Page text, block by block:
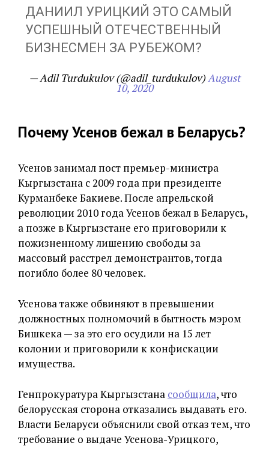
ДАНИИЛ УРИЦКИЙ ЭТО САМЫЙ
УСПЕШНЫЙ ОТЕЧЕСТВЕННЫЙ
БИЗНЕСМЕН ЗА РУБЕЖОМ?
— Adil Turdukulov (@adil_turdukulov)August
10, 2020
Почему Усенов бежал в Беларусь?
Усенов занимал пост премьер-министра
Кыргызстана с 2009 года при президенте
Курманбеке Бакиеве. После апрельской
революции 2010 года Усенов бежал в Беларусь,
а позже в Кыргызстане его приговорили к
пожизненному лишению свободы за
массовый расстрел демонстрантов, тогда
погибло более 80 человек.
Усенова также обвиняют в превышении
должностных полномочий в бытность мэром
Бишкека — за это его осудили на 15 лет
колонии и приговорили к конфискации
имущества.
Генпрокуратура Кыргызстана сообщила, что
белорусская сторона отказались выдавать его.
Власти Беларуси объяснили свой отказ тем, что
требование о выдаче Усенова-Урицкого,